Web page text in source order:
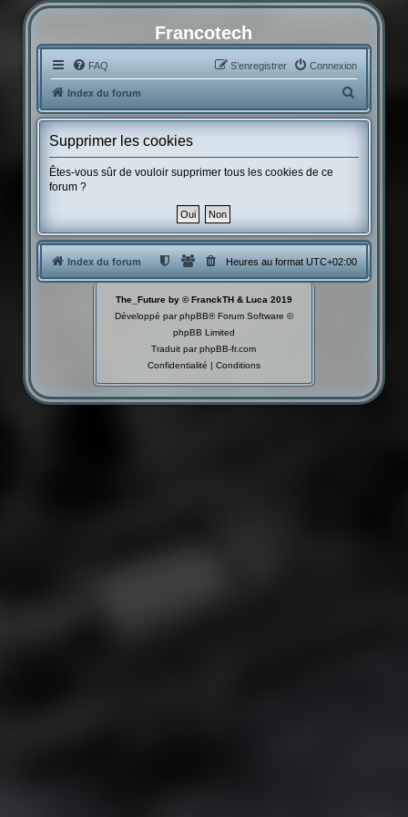
Francotech
FAQ Connexion
S’enregistrer
Index du forum
e
h
h
e
Supprimer les cookies
Êtes-vous sûr de vouloir supprimer tous les cookies de ce
forum ?
Index du forum Heures au formatUTC+02:00
The_Future by © FranckTH & Luca 2019
Développé parphpBB® Forum Software ©
phpBB Limited
Traduit parphpBB-fr.com
Confidentialité
Conditions